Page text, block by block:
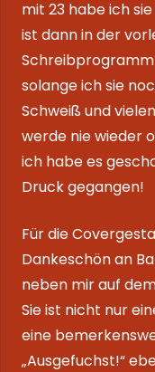
mit 23 habe ich
ist dann in der
solange ich sie
Schweiß und
werde nie wieder
ich habe es
Druck gegangen!
Für die
Dankeschön an
neben mir auf
Sie ist nicht nur
eine
„Ausgefuchst!“